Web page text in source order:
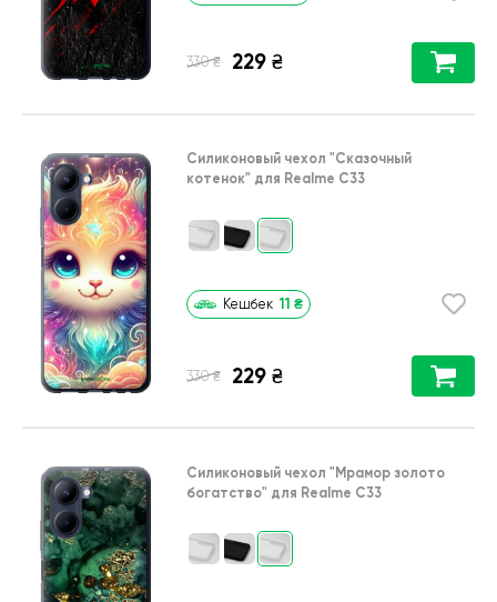
330 ₴ 229 ₴
Силиконовый чехол "Сказочный
котенок" для Realme C33
Кешбек 11 ₴
330 ₴ 229 ₴
Силиконовый чехол "Мрамор золото
богатство" для Realme C33